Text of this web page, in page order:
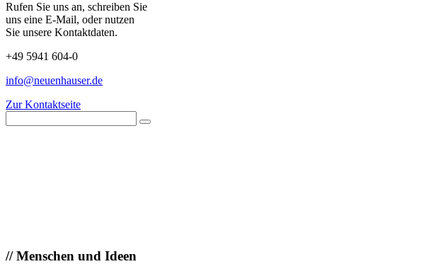
Rufen Sie uns an, schreiben Sie
uns eine E-Mail, oder nutzen
Sie unsere Kontaktdaten.
+49 5941 604-0
info@neuenhauser.de
Zur Kontaktseite
//Menschen und Ideen